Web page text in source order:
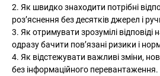
2. Як швидко знаходити потрібні
роз’яснення без десятків джерел і
3. Як отримувати зрозумілі відповіді
одразу бачити пов’язані ризики і
4. Як відстежувати важливі зміни,
без інформаційного перевантаження.